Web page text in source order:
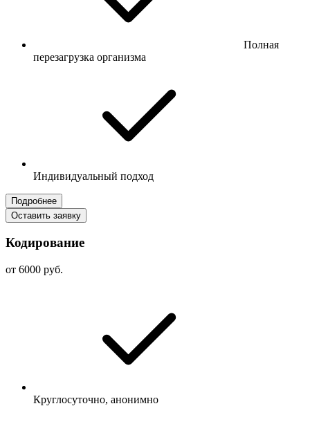
Полная
перезагрузка организма
Индивидуальный подход
Подробнее
Оставить заявку
Кодирование
от 6000 руб.
Круглосуточно, анонимно